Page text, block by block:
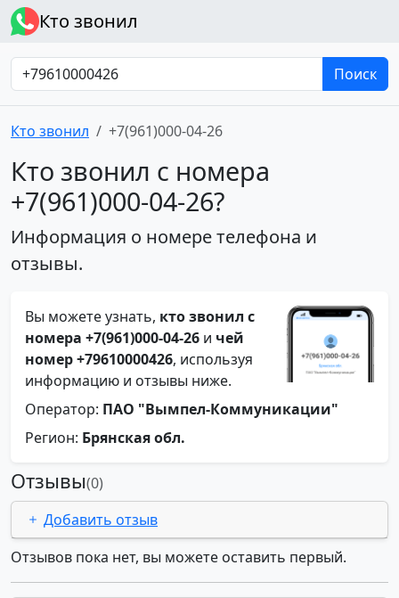
Кто звонил
Поиск
Кто звонил +7(961)000-04-26
Кто звонил с номера
+7(961)000-04-26?
Информация о номере телефона и
отзывы.
Вы можете узнать, кто звонил с
номера +7(961)000-04-26 и чей
номер +79610000426, используя
информацию и отзывы ниже.
Оператор: ПАО "Вымпел-Коммуникации"
Регион: Брянская обл.
Отзывы(0)
Добавить отзыв
Отзывов пока нет, вы можете оставить первый.